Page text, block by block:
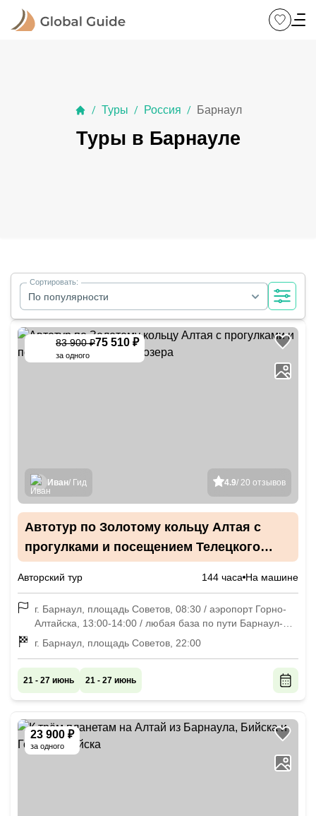
/ Туры / Россия / Барнаул
Туры в Барнауле
По популярности
Сортировать:
83 900 ₽75 510 ₽
за одного
4.9/ 20 отзывов
Иван/ Гид
Автотур по Золотому кольцу Алтая с
прогулками и посещением Телецкого
Авторский тур 144 часа На машине
г. Барнаул, площадь Советов, 08:30 / аэропорт Горно-
Алтайска, 13:00-14:00 / любая база по пути Барнаул-
Чемал
г. Барнаул, площадь Советов, 22:00
21 - 27 июнь 21 - 27 июнь
23 900 ₽
за одного